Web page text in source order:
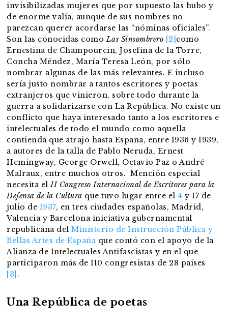
invisibilizadas mujeres que por supuesto las hubo y
de enorme valía, aunque de sus nombres no
parezcan querer acordarse las “nóminas oficiales”.
Son las conocidas comoLas Sinsombrero [2] como
Ernestina de Champourcin, Josefina de la Torre,
Concha Méndez, María Teresa León, por sólo
nombrar algunas de las más relevantes. E incluso
sería justo nombrar a tantos escritores y poetas
extranjeros que vinieron, sobre todo durante la
guerra a solidarizarse con La República. No existe un
conflicto que haya interesado tanto a los escritores e
intelectuales de todo el mundo como aquella
contienda que atrajo hasta España, entre 1936 y 1939,
a autores de la talla de Pablo Neruda, Ernest
Hemingway, George Orwell, Octavio Paz o André
Malraux, entre muchos otros. Mención especial
necesita elII Congreso Internacional de Escritores para la
Defensa de la Cultura que tuvo lugar entre el 4 y 17 de
julio de 1937, en tres ciudades españolas, Madrid,
Valencia y Barcelona iniciativa gubernamental
republicana delMinisterio de Instrucción Pública y
Bellas Artes de Españaque contó con el apoyo de la
Alianza de Intelectuales Antifascistas y en el que
participaron más de 110 congresistas de 28 países
[3] .
Una República de poetas